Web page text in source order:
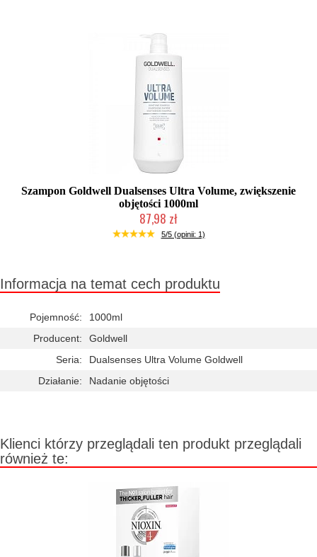
Szampon Goldwell Dualsenses Ultra Volume, zwiększenie
objętości 1000ml
87,98 zł
Chwilowo niedostępny
5/5 (opinii: 1)
Informacja na temat cech produktu
Pojemność:
1000ml
Producent:
Goldwell
Seria:
Dualsenses Ultra Volume Goldwell
Działanie:
Nadanie objętości
Klienci którzy przeglądali ten produkt przeglądali
również te: